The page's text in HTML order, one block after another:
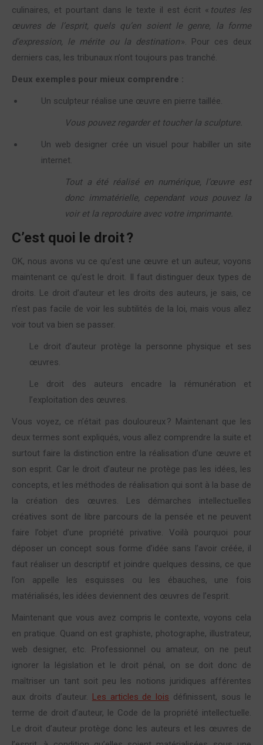
culinaires, et pourtant dans le texte il est écrit « toutes les
œuvres de l’esprit, quels qu’en soient le genre, la forme
d’expression, le mérite ou la destination». Pour ces deux
derniers cas, les tribunaux n’ont toujours pas tranché.
Deux exemples pour mieux comprendre :
Un sculpteur réalise une œuvre en pierre taillée.
Vous pouvez regarder et toucher la sculpture.
Un web designer crée un visuel pour habiller un site
internet.
Tout a été réalisé en numérique, l’œuvre est
donc immatérielle, cependant vous pouvez la
voir et la reproduire avec votre imprimante.
C’est quoi le droit ?
OK, nous avons vu ce qu’est une œuvre et un auteur, voyons
maintenant ce qu’est le droit. Il faut distinguer deux types de
droits. Le droit d’auteur et les droits des auteurs, je sais, ce
n’est pas facile de voir les subtilités de la loi, mais vous allez
voir tout va bien se passer.
Le droit d’auteur protège la personne physique et ses
œuvres.
Le droit des auteurs encadre la rémunération et
l’exploitation des œuvres.
Vous voyez, ce n’était pas douloureux ? Maintenant que les
deux termes sont expliqués, vous allez comprendre la suite et
surtout faire la distinction entre la réalisation d’une œuvre et
son esprit. Car le droit d’auteur ne protège pas les idées, les
concepts, et les méthodes de réalisation qui sont à la base de
la création des œuvres. Les démarches intellectuelles
créatives sont de libre parcours de la pensée et ne peuvent
faire l’objet d’une propriété privative. Voilà pourquoi pour
déposer un concept sous forme d’idée sans l’avoir créée, il
faut réaliser un descriptif et joindre quelques dessins, ce que
l’on appelle les esquisses ou les ébauches, une fois
matérialisés, les idées deviennent des œuvres de l’esprit.
Maintenant que vous avez compris le contexte, voyons cela
en pratique. Quand on est graphiste, photographe, illustrateur,
web designer, etc. Professionnel ou amateur, on ne peut
ignorer la législation et le droit pénal, on se doit donc de
maîtriser un tant soit peu les notions juridiques afférentes
aux droits d’auteur. Les articles de lois définissent, sous le
terme de droit d’auteur, le Code de la propriété intellectuelle.
Le droit d’auteur protège donc les auteurs et les œuvres de